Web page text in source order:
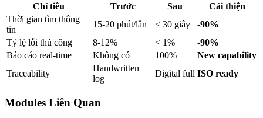
Chỉ tiêu Trước Sau
Cải thiện
Thời gian tìm thông
tin
15-20 phút/lần < 30 giây
-90%
Tỷ lệ lỗi thủ công
8-12% < 1%
-90%
Báo cáo real-time
Không có 100%
New capability
Traceability
Handwritten
log
Digital full ISO ready
Modules Liên Quan